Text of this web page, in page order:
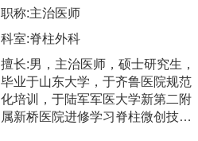
职称:主治医师
科室:脊柱外科
擅长:男，主治医师，硕士研究生，
毕业于山东大学，于齐鲁医院规范
化培训，于陆军军医大学新第二附
属新桥医院进修学习脊柱微创技